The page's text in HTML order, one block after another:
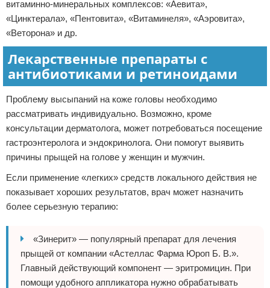
витаминно-минеральных комплексов: «Аевита»,
«Цинктерала», «Пентовита», «Витаминеля», «Аэровита»,
«Веторона» и др.
Лекарственные препараты с
антибиотиками и ретиноидами
Проблему высыпаний на коже головы необходимо
рассматривать индивидуально. Возможно, кроме
консультации дерматолога, может потребоваться посещение
гастроэнтеролога и эндокринолога. Они помогут выявить
причины прыщей на голове у женщин и мужчин.
Если применение «легких» средств локального действия не
показывает хороших результатов, врач может назначить
более серьезную терапию:
«Зинерит» — популярный препарат для лечения
прыщей от компании «Астеллас Фарма Юроп Б. В.».
Главный действующий компонент — эритромицин. При
помощи удобного аппликатора нужно обрабатывать